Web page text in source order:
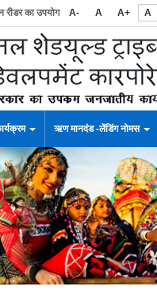
रीडर का उपयोग A- A A+ A
ऋण मानदंड -लेंडिंग नोमस